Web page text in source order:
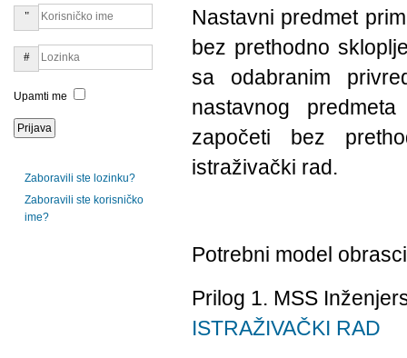
Nastavni predmet
bez prethodno
sa odabranim
nastavnog
započeti bez
istraživački rad.
Potrebni model
Prilog 1. MSS
ISTRAŽIVAČKI RAD
Upamti me
Zaboravili ste lozinku?
Zaboravili ste korisničko
ime?